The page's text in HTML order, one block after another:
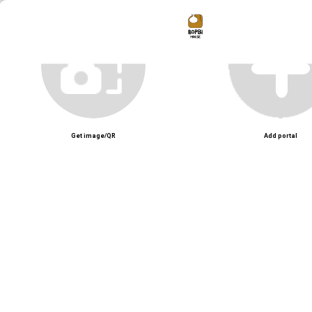
Unmute
Bopbi House – Workshop làm gốm nổi tiếng tại Sài Gòn với không gian
Get image/QR Add portal